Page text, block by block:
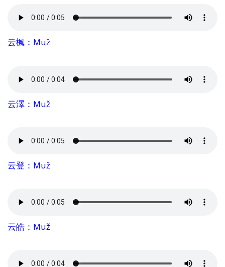
云楓：Muž
云澤：Muž
云登：Muž
云皓：Muž